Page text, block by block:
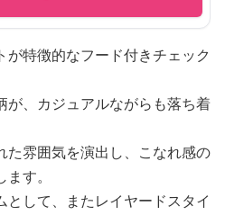
が特徴的なフード付きチェック
が、カジュアルながらも落ち着
た雰囲気を演出し、こなれ感の
す。
して、またレイヤードスタイ